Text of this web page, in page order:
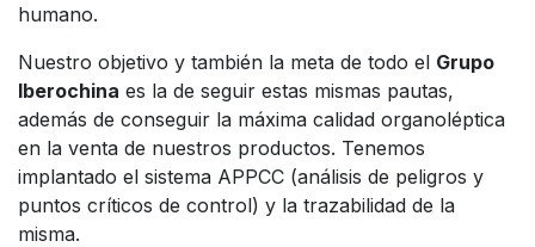
humano.
Nuestro objetivo y también la meta de todo el Grupo
Iberochina es la de seguir estas mismas pautas,
además de conseguir la máxima calidad organoléptica
en la venta de nuestros productos. Tenemos
implantado el sistema APPCC (análisis de peligros y
puntos críticos de control) y la trazabilidad de la
misma.